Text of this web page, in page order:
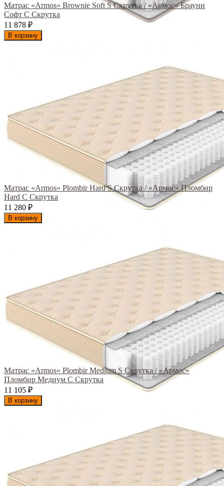
Матрас «Armos» Brownie Soft S Скрутка / «Армос» Брауни
Софт С Скрутка
11 878 ₽
В корзину
Матрас «Armos» Plombir Hard S Скрутка / «Армос» Пломбир
Hard С Скрутка
11 280 ₽
В корзину
Матрас «Armos» Plombir Medium S Скрутка / «Армос»
Пломбир Медиум С Скрутка
11 105 ₽
В корзину